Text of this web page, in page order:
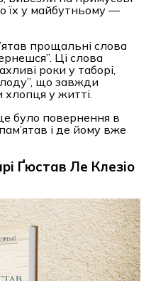
їх у майбутньому —
прощальні слова
Ці слова
роки у таборі,
що завжди
у житті.
було повернення в
і де йому вже
Ґюстав Ле Клезіо